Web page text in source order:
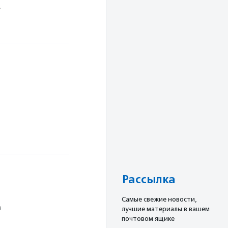
Рассылка
Cамые свежие новости,
лучшие материалы в вашем
почтовом ящике